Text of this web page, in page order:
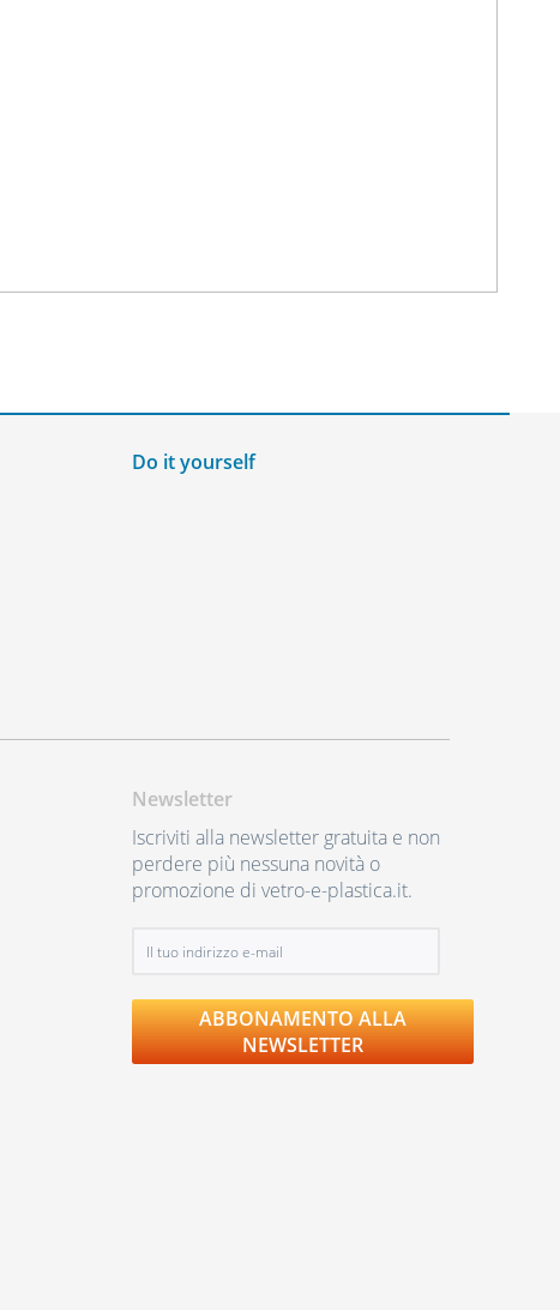
Do it yourself
Newsletter
Iscriviti alla newsletter gratuita e non
perdere più nessuna novità o
promozione di vetro-e-plastica.it.
ABBONAMENTO ALLA
NEWSLETTER